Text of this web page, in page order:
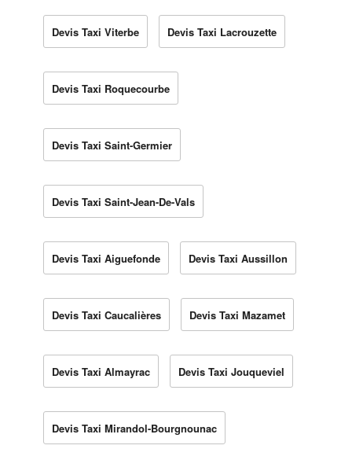
Devis Taxi Viterbe Devis Taxi Lacrouzette
Devis Taxi Roquecourbe
Devis Taxi Saint-Germier
Devis Taxi Saint-Jean-De-Vals
Devis Taxi Aiguefonde Devis Taxi Aussillon
Devis Taxi Caucalières Devis Taxi Mazamet
Devis Taxi Almayrac Devis Taxi Jouqueviel
Devis Taxi Mirandol-Bourgnounac